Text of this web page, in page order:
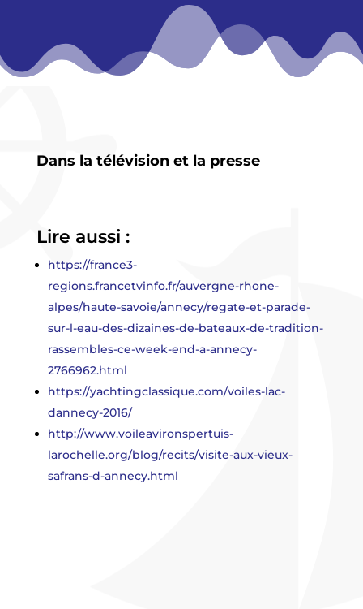
Dans la télévision et la presse
Lire aussi :
https://france3-
regions.francetvinfo.fr/auvergne-rhone-
alpes/haute-savoie/annecy/regate-et-parade-
sur-l-eau-des-dizaines-de-bateaux-de-tradition-
rassembles-ce-week-end-a-annecy-
2766962.html
https://yachtingclassique.com/voiles-lac-
dannecy-2016/
http://www.voileavironspertuis-
larochelle.org/blog/recits/visite-aux-vieux-
safrans-d-annecy.html